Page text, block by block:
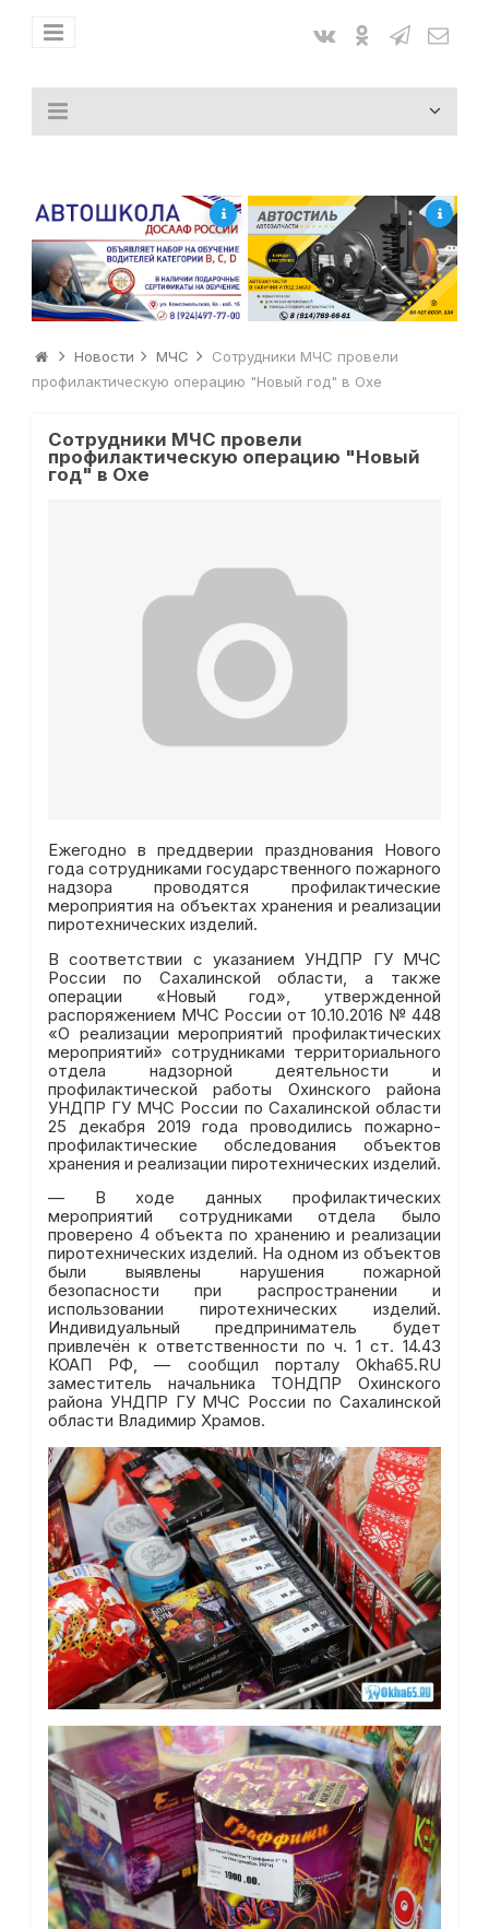
Новости МЧС
Сотрудники МЧС провели
профилактическую операцию "Новый год" в Охе
Сотрудники МЧС провели
профилактическую операцию "Новый
год" в Охе
Ежегодно в преддверии празднования Нового
года сотрудниками государственного пожарного
надзора проводятся профилактические
мероприятия на объектах хранения и реализации
пиротехнических изделий.
В соответствии с указанием УНДПР ГУ МЧС
России по Сахалинской области, а также
операции «Новый год», утвержденной
распоряжением МЧС России от 10.10.2016 № 448
«О реализации мероприятий профилактических
мероприятий» сотрудниками территориального
отдела надзорной деятельности и
профилактической работы Охинского района
УНДПР ГУ МЧС России по Сахалинской области
25 декабря 2019 года проводились пожарно-
профилактические обследования объектов
хранения и реализации пиротехнических изделий.
— В ходе данных профилактических
мероприятий сотрудниками отдела было
проверено 4 объекта по хранению и реализации
пиротехнических изделий. На одном из объектов
были выявлены нарушения пожарной
безопасности при распространении и
использовании пиротехнических изделий.
Индивидуальный предприниматель будет
привлечён к ответственности по ч. 1 ст. 14.43
КОАП РФ, — сообщил порталу Okha65.RU
заместитель начальника ТОНДПР Охинского
района УНДПР ГУ МЧС России по Сахалинской
области Владимир Храмов.